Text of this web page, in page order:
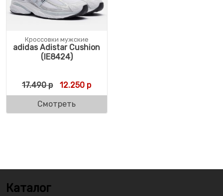
Кроссовки мужские
adidas Adistar Cushion
(IE8424)
17.490р Первоначальная цена составляла 17.490
12.250 рТекущая цена: 12.250 р.
Смотреть
Каталог